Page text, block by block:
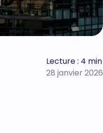
Lecture : 4 min
28 janvier 2026